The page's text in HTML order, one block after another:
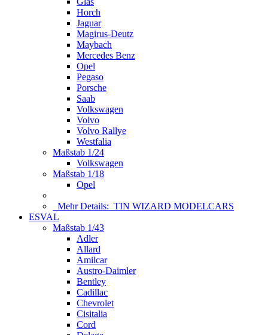
Horch
Jaguar
Magirus-Deutz
Maybach
Mercedes Benz
Opel
Pegaso
Porsche
Saab
Volkswagen
Volvo
Volvo Rallye
Westfalia
Maßstab 1/24
Volkswagen
Maßstab 1/18
Opel
Mehr Details: TIN WIZARD MODELCARS
ESVAL
Maßstab 1/43
Adler
Allard
Amilcar
Austro-Daimler
Bentley
Cadillac
Chevrolet
Cisitalia
Cord